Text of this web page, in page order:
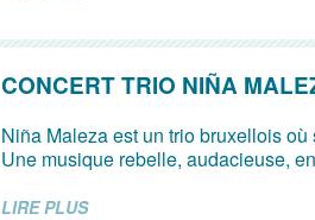
CONCERT TRIO NIÑA
Niña Maleza est un trio bruxellois
Une musique rebelle, audacieuse,
LIRE PLUS